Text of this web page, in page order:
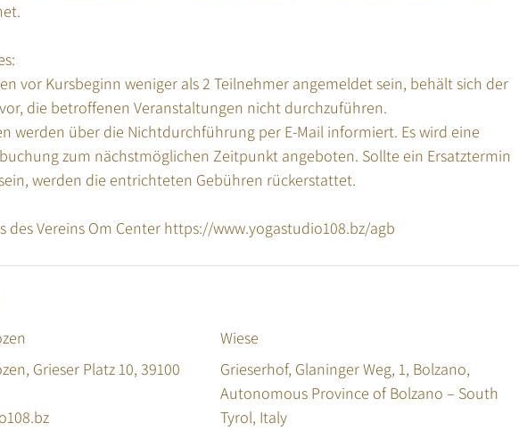
vor Kursbeginn weniger als 2 Teilnehmer angemeldet sein, behält sich der
die betroffenen Veranstaltungen nicht durchzuführen.
werden über die Nichtdurchführung per E-Mail informiert. Es wird eine
zum nächstmöglichen Zeitpunkt angeboten. Sollte ein Ersatztermin
werden die entrichteten Gebühren rückerstattet.
Grieser Platz 10, 39100
Wiese
Grieserhof, Glaninger Weg, 1, Bolzano,
Autonomous Province of Bolzano – South
Tyrol, Italy